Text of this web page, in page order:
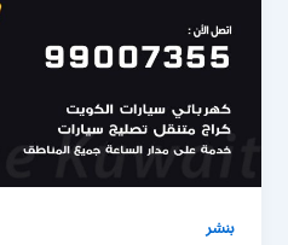
بنشر